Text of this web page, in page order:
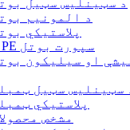
د سټینلیس سټیل
د المونیم
پلاستيکي
د PE سپورت بوتل
او سیلیکون
سټینلیس سټیل
پلاستيکي
مشخص